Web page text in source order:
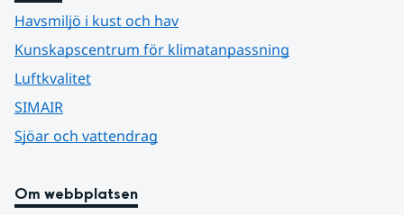
Havsmiljö i kust och hav
Kunskapscentrum för klimatanpassning
Luftkvalitet
SIMAIR
Sjöar och vattendrag
Om webbplatsen